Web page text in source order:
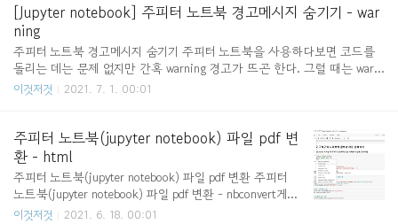
른쪽으로 정렬하고 싶다면 아래 코드에서 left를 right로
바꿔주면 된다. %%html 이때, code cell을 실행시키면 주
피터 노트북에 있는 모든 테이블이 왼쪽 정렬된다. 또한 이
셀은 맨 위에 있던, 아래에 있던 중간에 있던 관계 없다. ht
tps://stackoverflow.com/questions/21892570/ipytho
n-notebook-align-table-to-the-left-of-cel..
[Jupyter notebook] 주피터 노트북 경고메시지 숨기기 - war
ning
주피터 노트북 경고메시지 숨기기 주피터 노트북을 사용하다보면 코드를
돌리는 데는 문제 없지만 간혹 warning 경고가 뜨곤 한다. 그럴 때는 warni
ngs 라이브러리를 사용해서 해결하면 된다. import warnings # 경고 메시
기기했던 경고 메시지를 다시 보이게 warnings.filterwarnings(action='defa
ult') https://rfriend.tistory.com/346 [Jupyter Notebook, ipython] 경고
메시지 숨기기 (ignore warning message) Jupyter ..
이것저것 2021. 7. 1. 00:01
주피터 노트북(jupyter notebook) 파일 pdf 변
환 - html
주피터 노트북(jupyter notebook) 파일 pdf 변환 주피터
노트북(jupyter notebook) 파일 pdf 변환 - nbconvert게시
물로 했을 때 한글이 깨지는 문제점이 있다. 이것은 설정
이것저것 2021. 6. 18. 00:01